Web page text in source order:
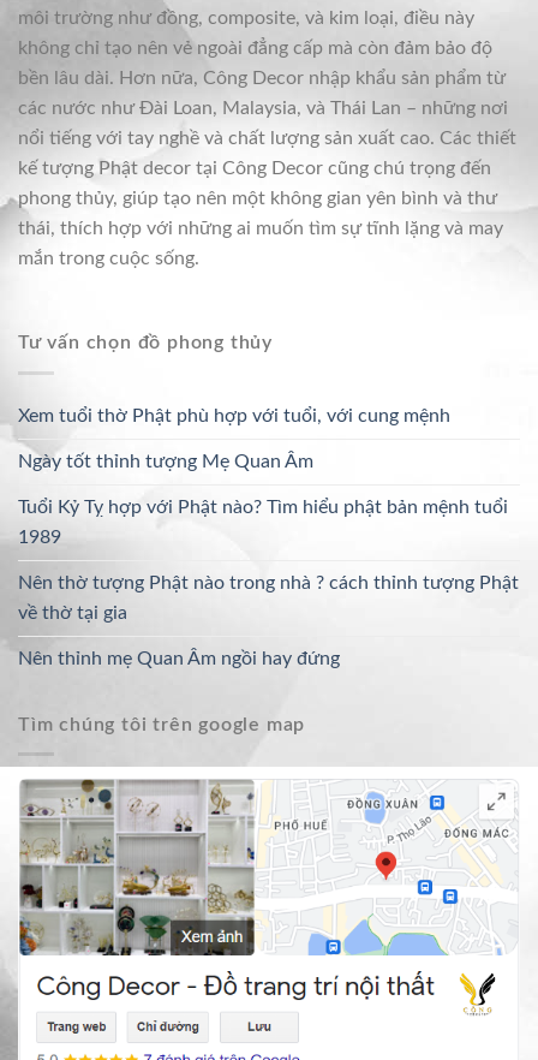
môi trường như đồng, composite, và kim loại, điều này
không chỉ tạo nên vẻ ngoài đẳng cấp mà còn đảm bảo độ
bền lâu dài. Hơn nữa, Công Decor nhập khẩu sản phẩm từ
các nước như Đài Loan, Malaysia, và Thái Lan – những nơi
nổi tiếng với tay nghề và chất lượng sản xuất cao. Các thiết
kế tượng Phật decor tại Công Decor cũng chú trọng đến
phong thủy, giúp tạo nên một không gian yên bình và thư
thái, thích hợp với những ai muốn tìm sự tĩnh lặng và may
mắn trong cuộc sống.
Tư vấn chọn đồ phong thủy
Xem tuổi thờ Phật phù hợp với tuổi, với cung mệnh
Ngày tốt thỉnh tượng Mẹ Quan Âm
Tuổi Kỷ Tỵ hợp với Phật nào? Tìm hiểu phật bản mệnh tuổi
1989
Nên thờ tượng Phật nào trong nhà ? cách thỉnh tượng Phật
về thờ tại gia
Nên thỉnh mẹ Quan Âm ngồi hay đứng
Tìm chúng tôi trên google map